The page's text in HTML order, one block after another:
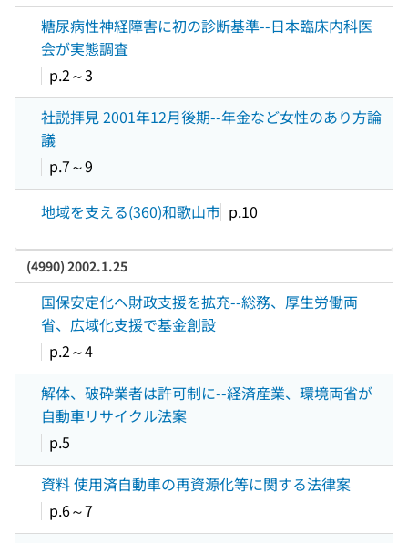
糖尿病性神経障害に初の診断基準--日本臨床内科医
会が実態調査
p.2～3
社説拝見 2001年12月後期--年金など女性のあり方論
議
p.7～9
地域を支える(360)和歌山市 p.10
(4990) 2002.1.25
国保安定化へ財政支援を拡充--総務、厚生労働両
省、広域化支援で基金創設
p.2～4
解体、破砕業者は許可制に--経済産業、環境両省が
自動車リサイクル法案
p.5
資料 使用済自動車の再資源化等に関する法律案
p.6～7